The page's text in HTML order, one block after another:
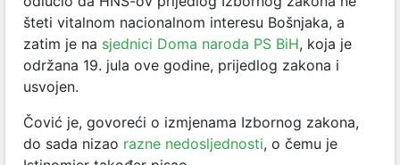
šteti vitalnom nacionalnom interesu Bošnjaka, a
zatim je na sjednici Doma naroda PS BiH, koja je
održana 19. jula ove godine, prijedlog zakona i
usvojen.
Čović je, govoreći o izmjenama Izbornog zakona,
do sada nizao razne nedosljednosti, o čemu je